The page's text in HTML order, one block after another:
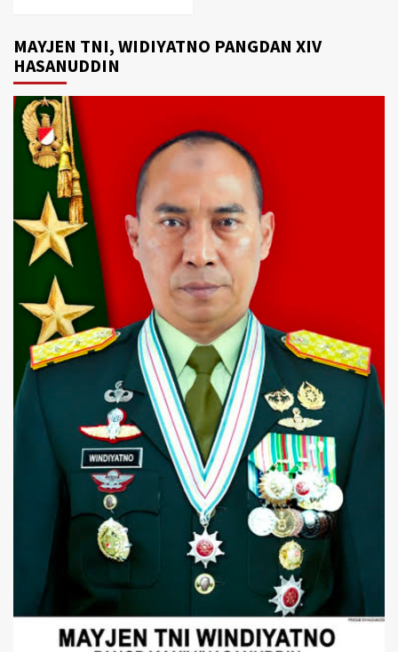
MAYJEN TNI, WIDIYATNO PANGDAN XIV
HASANUDDIN